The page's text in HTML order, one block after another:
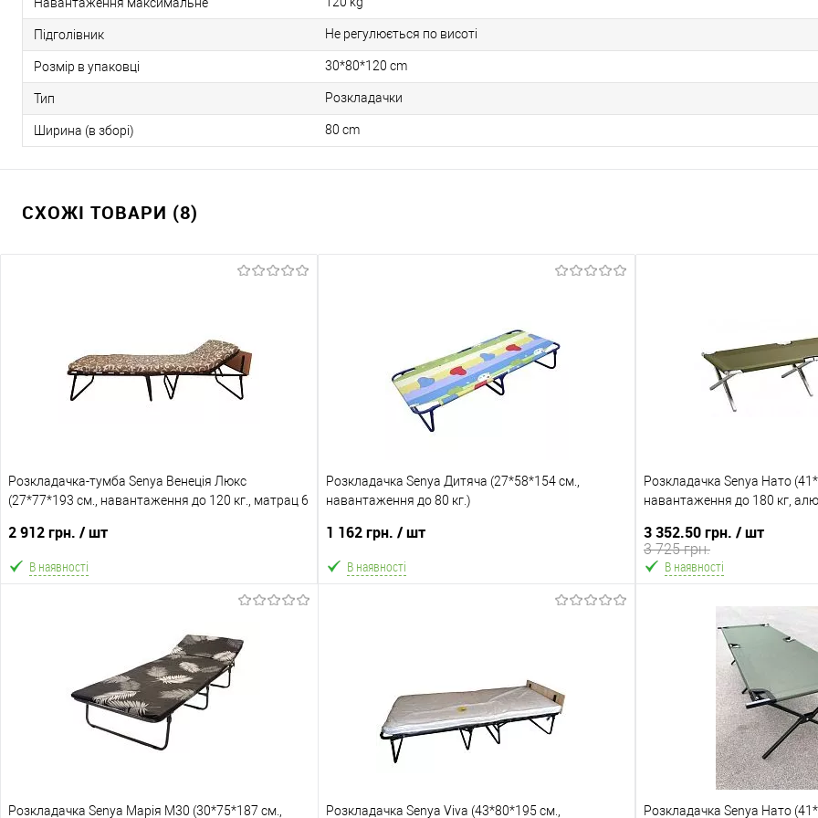
Підголівник Не регулюється по висоті
Розмір в упаковці 30*80*120 cm
Тип Розкладачки
Ширина (в зборі) 80 cm
СХОЖІ ТОВАРИ (8)
Розкладачка-тумба Senya Венеція Люкс
(27*77*193 см., навантаження до 120 кг., матрац 6
2 912 грн. / шт
В наявності
Порівняння
Склад зберігання
Відправка новою поштою (обов'язкова передоплата
Розкладачка Senya Дитяча (27*58*154 см.,
навантаження до 80 кг.)
1 162 грн. / шт
В наявності
Порівняння
Склад зберігання
Харків №1
Відправка новою поштою (обов'язкова передоплата
Розкладачка Senya Нато
навантаження до 180 кг,
3 352.50 грн. / шт
3 725 грн.
В наявності
В
Склад зберігання
Харків №1
Ціну знижено на 10%!
Розкладачка Senya Марія М30 (30*75*187 см., Розкладачка Senya Viva (43*80*195 см., Розкладачка Senya Нато